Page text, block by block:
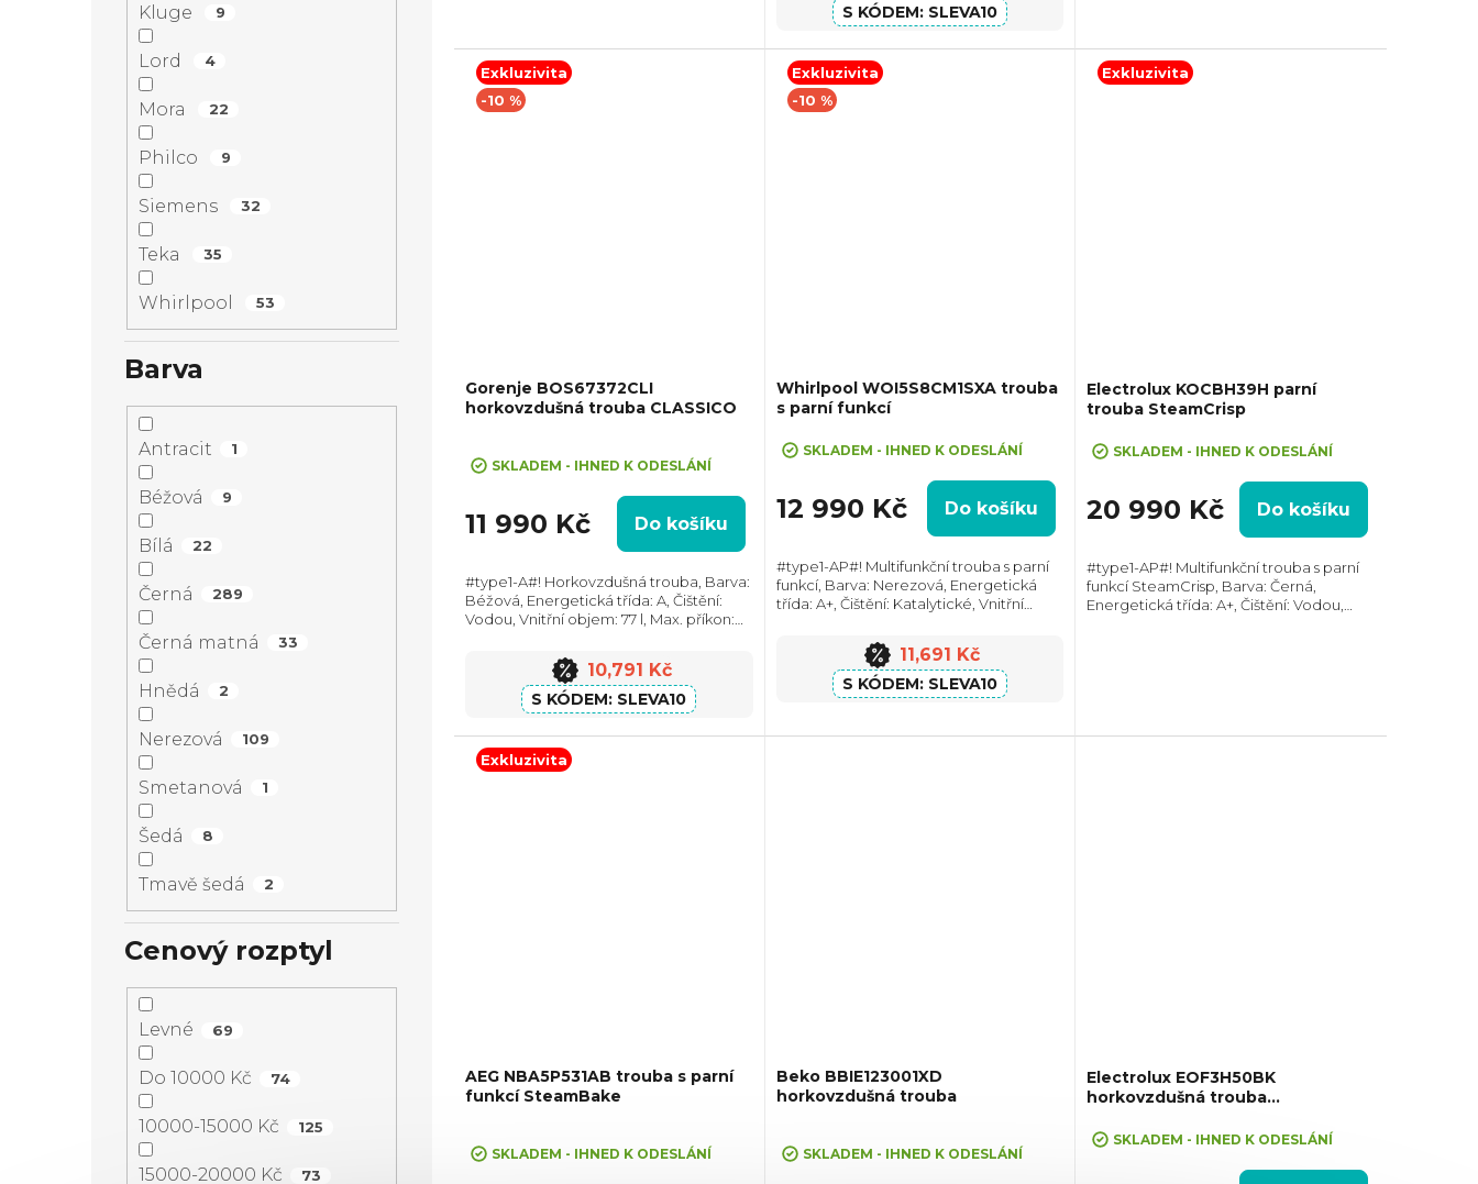
Kluge 9
Lord 4
Mora 22
Philco 9
Siemens 32
Teka 35
Whirlpool 53
Barva
Antracit 1
Béžová 9
Bílá 22
Černá 289
Černá matná 33
Hnědá 2
Nerezová 109
Smetanová 1
Šedá 8
Tmavě šedá 2
Cenový rozptyl
Levné 69
Do 10000 Kč 74
10000-15000 Kč 125
15000-20000 Kč 73
SLEVA10
Exkluzivita
-10 %
Gorenje BOS67372CLI
horkovzdušná trouba CLASSICO
hodnocení
je
5,0
5
hvězdiček.
SKLADEM - IHNED K ODESLÁNÍ
11 990 Kč Do košíku
#type1-A#! Horkovzdušná trouba, Barva:
Béžová, Energetická třída: A, Čištění:
Vodou, Vnitřní objem: 77 l, Max. příkon:
(VxŠxH):595x595x564 mm, Výbava:...
10,791 Kč
SLEVA10
Exkluzivita
-10 %
Whirlpool WOI5S8CM1SXA trouba
s parní funkcí
SKLADEM - IHNED K ODESLÁNÍ
12 990 Kč Do košíku
#type1-AP#! Multifunkční trouba s parní
funkcí, Barva: Nerezová, Energetická
třída: A+, Čištění: Katalytické, Vnitřní
Rozměry (VxŠxH): 597x595x564 mm,
11,691 Kč
SLEVA10
Exkluzivita
Electrolux KOCBH39H parní
trouba SteamCrisp
SKLADEM - IHNED K ODESLÁNÍ
20 990 Kč Do košíku
#type1-AP#! Multifunkční trouba s parní
funkcí SteamCrisp, Barva: Černá,
Energetická třída: A+, Čištění: Vodou,
Exkluzivita
AEG NBA5P531AB trouba s parní
funkcí SteamBake
hodnocení
SKLADEM - IHNED K ODESLÁNÍ
Beko BBIE123001XD
horkovzdušná trouba
hodnocení
SKLADEM - IHNED K ODESLÁNÍ
Electrolux EOF3H50BK
horkovzdušná trouba
SKLADEM - IHNED K ODESLÁNÍ